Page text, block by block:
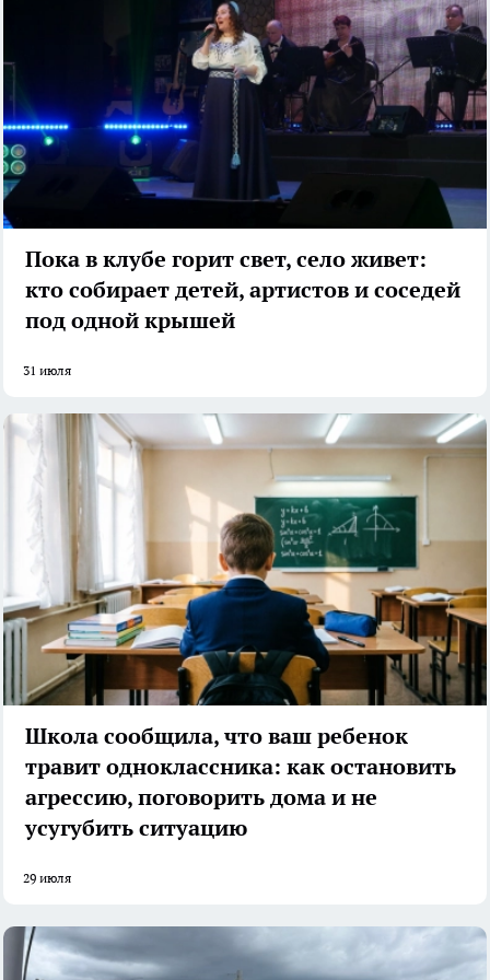
Пока в клубе горит свет, село живет:
кто собирает детей, артистов и соседей
под одной крышей
31 июля
Школа сообщила, что ваш ребенок
травит одноклассника: как остановить
агрессию, поговорить дома и не
усугубить ситуацию
29 июля